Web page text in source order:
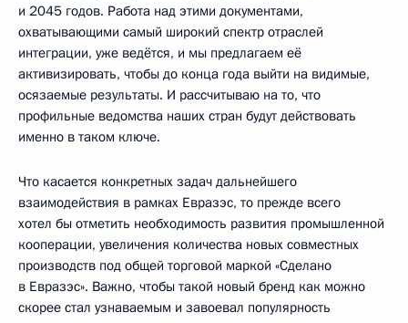
и 2045 годов. Работа над этими документами,
охватывающими самый широкий спектр отраслей
интеграции, уже ведётся, и мы предлагаем её
активизировать, чтобы до конца года выйти на видимые,
осязаемые результаты. И рассчитываю на то, что
профильные ведомства наших стран будут действовать
именно в таком ключе.
Что касается конкретных задач дальнейшего
взаимодействия в рамках Евразэс, то прежде всего
хотел бы отметить необходимость развития промышленной
кооперации, увеличения количества новых совместных
производств под общей торговой маркой «Сделано
в Евразэс». Важно, чтобы такой новый бренд как можно
скорее стал узнаваемым и завоевал популярность